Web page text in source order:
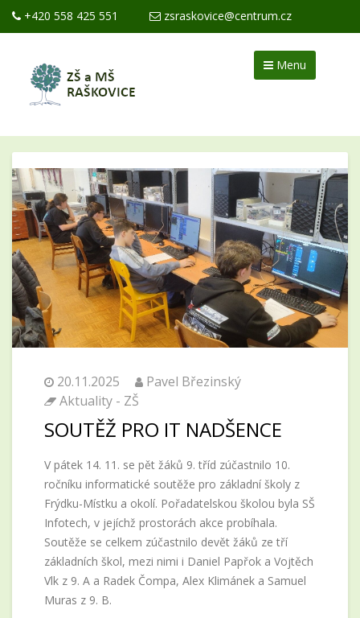
+420 558 425 551 zsraskovice@centrum.cz
Menu
20.11.2025
Pavel Březinský
Aktuality - ZŠ
SOUTĚŽ PRO IT NADŠENCE
V pátek 14. 11. se pět žáků 9. tříd zúčastnilo 10.
ročníku informatické soutěže pro základní školy z
Frýdku-Místku a okolí. Pořadatelskou školou byla SŠ
Infotech, v jejíchž prostorách akce probíhala.
Soutěže se celkem zúčastnilo devět žáků ze tří
základních škol, mezi nimi i Daniel Papřok a Vojtěch
Vlk z 9. A a Radek Čompa, Alex Klimánek a Samuel
Muras z 9. B.